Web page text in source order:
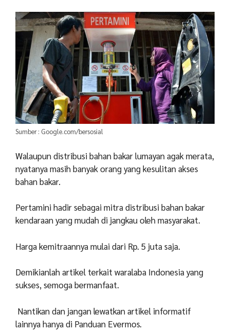
Sumber : Google.com/bersosial
Walaupun distribusi bahan bakar lumayan agak merata,
nyatanya masih banyak orang yang kesulitan akses
bahan bakar.
Pertamini hadir sebagai mitra distribusi bahan bakar
kendaraan yang mudah di jangkau oleh masyarakat.
Harga kemitraannya mulai dari Rp. 5 juta saja.
Demikianlah artikel terkait waralaba Indonesia yang
sukses, semoga bermanfaat.
Nantikan dan jangan lewatkan artikel informatif
lainnya hanya di Panduan Evermos.